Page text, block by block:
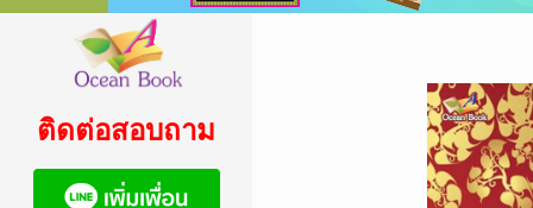
ติดต่อสอบถาม